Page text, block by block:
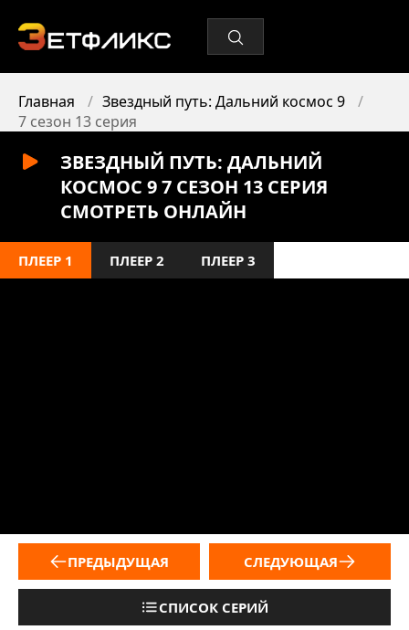
Главная
Звездный путь: Дальний космос 9
7 сезон 13 серия
ЗВЕЗДНЫЙ ПУТЬ: ДАЛЬНИЙ
КОСМОС 9 7 СЕЗОН 13 СЕРИЯ
СМОТРЕТЬ ОНЛАЙН
ПЛЕЕР 1 ПЛЕЕР 2 ПЛЕЕР 3
ПРЕДЫДУЩАЯ
СПИСОК СЕРИЙ
СЛЕДУЮЩАЯ